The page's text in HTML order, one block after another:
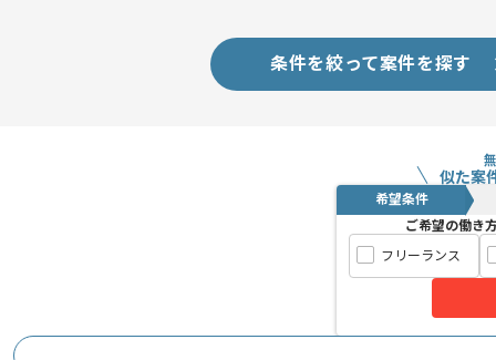
条件を絞って案件を探す
似た案
希望条件
ご希望の働き
フリーランス